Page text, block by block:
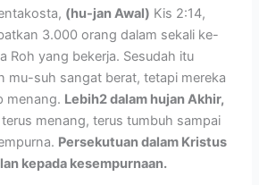
(hu-jan Awal) Kis 2:14,
3.000 orang dalam sekali ke-
Roh yang bekerja. Sesudah itu
mu-suh sangat berat, tetapi mereka
menang. Lebih2 dalam hujan Akhir,
menang, terus tumbuh sampai
Persekutuan dalam Kristus
kepada kesempurnaan.